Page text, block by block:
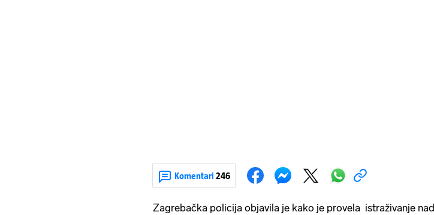
Komentari 246
Zagrebačka policija objavila je kako je provela istraživanje nad